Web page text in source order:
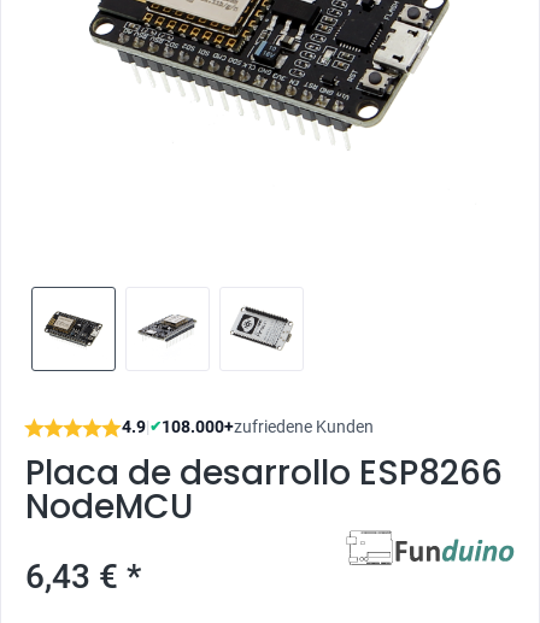
4.9|✔108.000+zufriedene Kunden
Placa de desarrollo ESP8266
NodeMCU
6,43 € *